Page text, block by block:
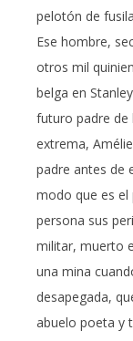
pelotón de
Ese hombre,
otros mil
belga en
futuro padre de
extrema,
padre antes de
modo que es el
persona sus
militar, muerto
una mina
desapegada,
abuelo poeta y